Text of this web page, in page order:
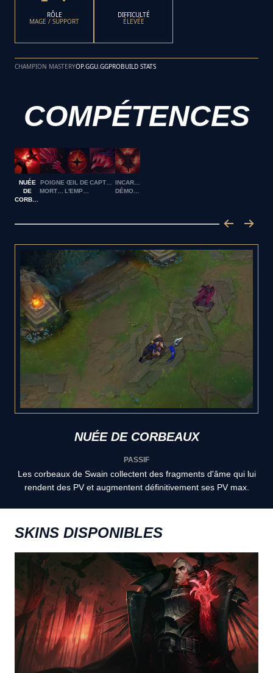
RÔLE
MAGE / SUPPORT
DIFFICULTÉ
ÉLEVÉE
CHAMPION MASTERYOP.GGU.GGPROBUILD STATS
COMPÉTENCES
NUÉE
DE
POIGNE ŒIL DE
INCARNATION
DÉMONIAQUE
NUÉE DE CORBEAUX
PASSIF
Les corbeaux de Swain collectent des fragments d'âme qui lui
rendent des PV et augmentent définitivement ses PV max.
SKINS DISPONIBLES